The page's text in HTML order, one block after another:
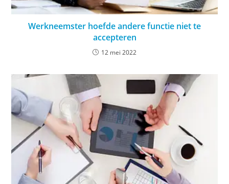
Werkneemster hoefde andere functie niet te
accepteren
12 mei 2022